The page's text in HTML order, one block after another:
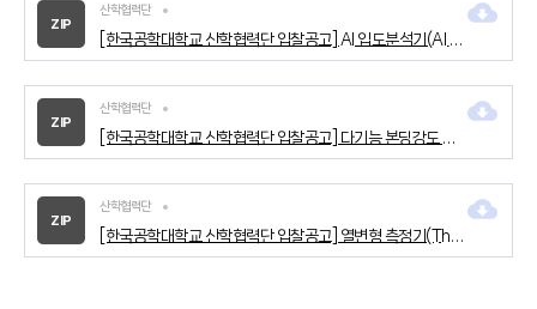
ZIP
산학협력단
[한국공학대학교 산학협력단 입찰공고] Al 입도분석기(Al Particle Imaging Analyzer).zip
ZIP
산학협력단
[한국공학대학교 산학협력단 입찰공고] 다기능 본딩강도 측정기(Multi-Function Bonding Strength Analysis System).zip
ZIP
산학협력단
[한국공학대학교 산학협력단 입찰공고] 열변형 측정기(Thermomechanical Characterization System).zip